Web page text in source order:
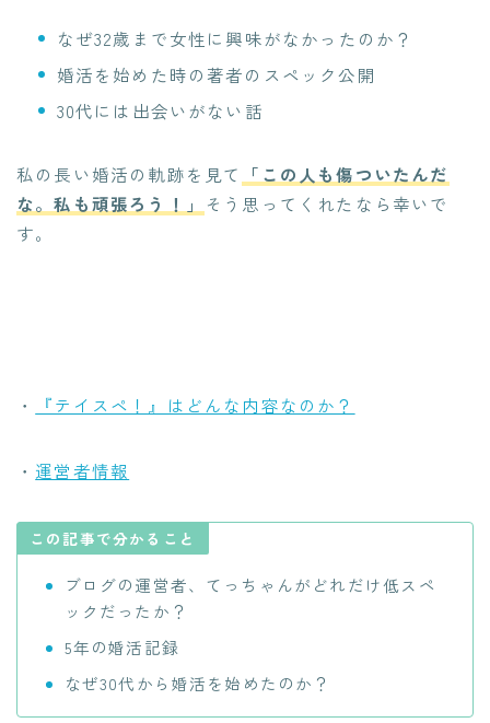
なぜ32歳まで女性に興味がなかったのか？
婚活を始めた時の著者のスペック公開
30代には出会いがない話
私の長い婚活の軌跡を見て
「この人も傷ついたんだ
な。私も頑張ろう！」
そう思ってくれたなら幸いで
す。
・ 『テイスペ！』はどんな内容なのか？
・ 運営者情報
この記事で分かること
ブログの運営者、てっちゃんがどれだけ低スペ
ックだったか？
5年の婚活記録
なぜ30代から婚活を始めたのか？